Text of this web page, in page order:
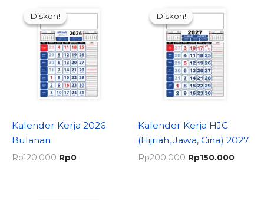
Diskon!
Diskon!
Kalender Kerja 2026
Bulanan
Rp120.000 Harga
Rp0Harga
Diskon!
Diskon!
Kalender Kerja HJC
(Hijriah, Jawa, Cina) 2027
Rp200.000 Harga
Rp150.000Harga